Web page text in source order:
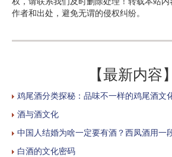
作者和出处，避免无谓的侵权纠纷。
【最新内容】
鸡尾酒分类探秘：品味不一样的鸡尾酒文
酒与酒文化
中国人结婚为啥一定要有酒？西凤酒用一
白酒的文化密码